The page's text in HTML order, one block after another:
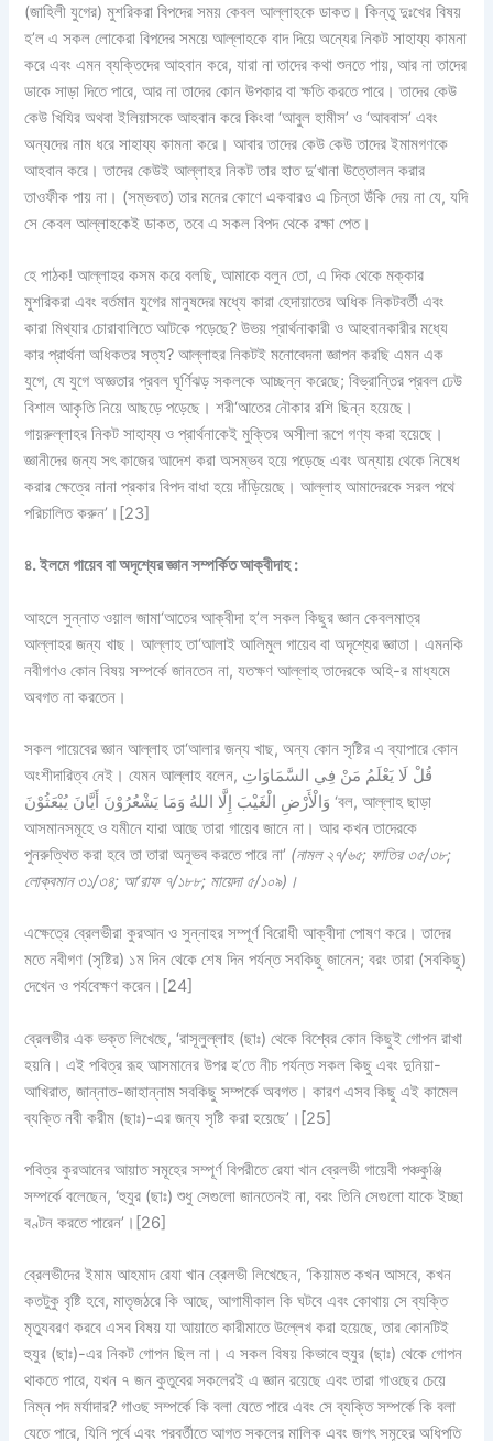
(জাহিলী যুগের) মুশরিকরা বিপদের সময় কেবল আল্লাহকে ডাকত। কিন্তু দুঃখের বিষয়
হ’ল এ সকল লোকেরা বিপদের সময়ে আল্লাহকে বাদ দিয়ে অন্যের নিকট সাহায্য কামনা
করে এবং এমন ব্যক্তিদের আহবান করে, যারা না তাদের কথা শুনতে পায়, আর না তাদের
ডাকে সাড়া দিতে পারে, আর না তাদের কোন উপকার বা ক্ষতি করতে পারে। তাদের কেউ
কেউ খিযির অথবা ইলিয়াসকে আহবান করে কিংবা ‘আবুল হামীস’ ও ‘আববাস’ এবং
অন্যদের নাম ধরে সাহায্য কামনা করে। আবার তাদের কেউ কেউ তাদের ইমামগণকে
আহবান করে। তাদের কেউই আল্লাহর নিকট তার হাত দু’খানা উত্তোলন করার
তাওফীক পায় না। (সম্ভবত) তার মনের কোণে একবারও এ চিন্তা উঁকি দেয় না যে, যদি
সে কেবল আল্লাহকেই ডাকত, তবে এ সকল বিপদ থেকে রক্ষা পেত।
হে পাঠক! আল্লাহর কসম করে বলছি, আমাকে বলুন তো, এ দিক থেকে মক্কার
মুশরিকরা এবং বর্তমান যুগের মানুষদের মধ্যে কারা হেদায়াতের অধিক নিকটবর্তী এবং
কারা মিথ্যার চোরাবালিতে আটকে পড়েছে? উভয় প্রার্থনাকারী ও আহবানকারীর মধ্যে
কার প্রার্থনা অধিকতর সত্য? আল্লাহর নিকটই মনোবেদনা জ্ঞাপন করছি এমন এক
যুগে, যে যুগে অজ্ঞতার প্রবল ঘূর্ণিঝড় সকলকে আচ্ছন্ন করেছে; বিভ্রান্তির প্রবল ঢেউ
বিশাল আকৃতি নিয়ে আছড়ে পড়েছে। শরী‘আতের নৌকার রশি ছিন্ন হয়েছে।
গায়রুল্লাহর নিকট সাহায্য ও প্রার্থনাকেই মুক্তির অসীলা রূপে গণ্য করা হয়েছে।
জ্ঞানীদের জন্য সৎ কাজের আদেশ করা অসম্ভব হয়ে পড়েছে এবং অন্যায় থেকে নিষেধ
করার ক্ষেত্রে নানা প্রকার বিপদ বাধা হয়ে দাঁড়িয়েছে। আল্লাহ আমাদেরকে সরল পথে
পরিচালিত করুন’। [23]
৪. ইলমে গায়েব বা অদৃশ্যের জ্ঞান সম্পর্কিত আক্বীদাহ :
আহলে সুন্নাত ওয়াল জামা‘আতের আক্বীদা হ’ল সকল কিছুর জ্ঞান কেবলমাত্র
আল্লাহর জন্য খাছ। আল্লাহ তা‘আলাই আলিমুল গায়েব বা অদৃশ্যের জ্ঞাতা। এমনকি
নবীগণও কোন বিষয় সম্পর্কে জানতেন না, যতক্ষণ আল্লাহ তাদেরকে অহি-র মাধ্যমে
অবগত না করতেন।
সকল গায়েবের জ্ঞান আল্লাহ তা‘আলার জন্য খাছ, অন্য কোন সৃষ্টির এ ব্যাপারে কোন
অংশীদারিত্ব নেই। যেমন আল্লাহ বলেন, قُلْ لَا يَعْلَمُ مَنْ فِي السَّمَاوَاتِ
وَالْأَرْضِ الْغَيْبَ إِلَّا اللهُ وَمَا يَشْعُرُوْنَ أَيَّانَ يُبْعَثُوْنَ ‘বল, আল্লাহ ছাড়া
আসমানসমূহে ও যমীনে যারা আছে তারা গায়েব জানে না। আর কখন তাদেরকে
পুনরুত্থিত করা হবে তা তারা অনুভব করতে পারে না’ (নামল ২৭/৬৫; ফাতির ৩৫/৩৮;
লোক্বমান ৩১/৩৪; আ‘রাফ ৭/১৮৮; মায়েদা ৫/১০৯)।
এক্ষেত্রে ব্রেলভীরা কুরআন ও সুন্নাহর সম্পূর্ণ বিরোধী আক্বীদা পোষণ করে। তাদের
মতে নবীগণ (সৃষ্টির) ১ম দিন থেকে শেষ দিন পর্যন্ত সবকিছু জানেন; বরং তারা (সবকিছু)
দেখেন ও পর্যবেক্ষণ করেন। [24]
ব্রেলভীর এক ভক্ত লিখেছে, ‘রাসূলুল্লাহ (ছাঃ) থেকে বিশ্বের কোন কিছুই গোপন রাখা
হয়নি। এই পবিত্র রূহ আসমানের উপর হ’তে নীচ পর্যন্ত সকল কিছু এবং দুনিয়া-
আখিরাত, জান্নাত-জাহান্নাম সবকিছু সম্পর্কে অবগত। কারণ এসব কিছু এই কামেল
ব্যক্তি নবী করীম (ছাঃ)-এর জন্য সৃষ্টি করা হয়েছে’। [25]
পবিত্র কুরআনের আয়াত সমূহের সম্পূর্ণ বিপরীতে রেযা খান ব্রেলভী গায়েবী পঞ্চকুঞ্জি
সম্পর্কে বলেছেন, ‘হুযুর (ছাঃ) শুধু সেগুলো জানতেনই না, বরং তিনি সেগুলো যাকে ইচ্ছা
বণ্টন করতে পারেন’। [26]
ব্রেলভীদের ইমাম আহমাদ রেযা খান ব্রেলভী লিখেছেন, ‘কিয়ামত কখন আসবে, কখন
কতটুকু বৃষ্টি হবে, মাতৃজঠরে কি আছে, আগামীকাল কি ঘটবে এবং কোথায় সে ব্যক্তি
মৃত্যুবরণ করবে এসব বিষয় যা আয়াতে কারীমাতে উল্লেখ করা হয়েছে, তার কোনটিই
হুযুর (ছাঃ)-এর নিকট গোপন ছিল না। এ সকল বিষয় কিভাবে হুযুর (ছাঃ) থেকে গোপন
থাকতে পারে, যখন ৭ জন কুতুবের সকলেরই এ জ্ঞান রয়েছে এবং তারা গাওছের চেয়ে
নিম্ন পদ মর্যাদার? গাওছ সম্পর্কে কি বলা যেতে পারে এবং সে ব্যক্তি সম্পর্কে কি বলা
যেতে পারে, যিনি পূর্বে এবং পরবর্তীতে আগত সকলের মালিক এবং জগৎ সমূহের অধিপতি